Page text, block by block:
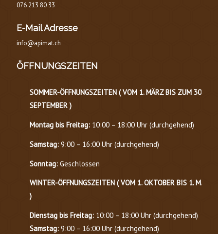
076 213 80 33
E-Mail Adresse
info@apimat.ch
ÖFFNUNGSZEITEN
SOMMER-ÖFFNUNGSZEITEN (VOM 1. MÄRZ BIS ZUM 30.
SEPTEMBER)
Montag bis Freitag:10:00 – 18:00 Uhr (durchgehend)
Samstag:9:00 – 16:00 Uhr (durchgehend)
Sonntag:Geschlossen
WINTER-ÖFFNUNGSZEITEN ( VOM 1. OKTOBER BIS 1. MÄRZ
)
Dienstag bis Freitag:10:00 – 18:00 Uhr (durchgehend)
Samstag:9:00 – 16:00 Uhr (durchgehend)